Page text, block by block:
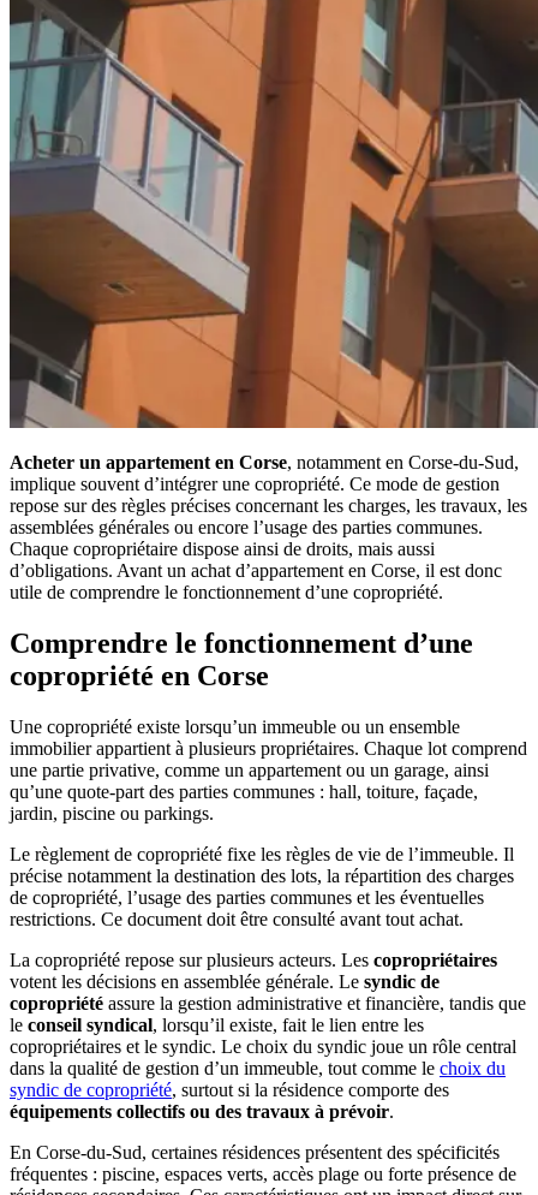
Acheter un appartement en Corse, notamment en Corse-du-Sud,
implique souvent d’intégrer une copropriété. Ce mode de gestion
repose sur des règles précises concernant les charges, les travaux, les
assemblées générales ou encore l’usage des parties communes.
Chaque copropriétaire dispose ainsi de droits, mais aussi
d’obligations. Avant un achat d’appartement en Corse, il est donc
utile de comprendre le fonctionnement d’une copropriété.
Comprendre le fonctionnement d’une
copropriété en Corse
Une copropriété existe lorsqu’un immeuble ou un ensemble
immobilier appartient à plusieurs propriétaires. Chaque lot comprend
une partie privative, comme un appartement ou un garage, ainsi
qu’une quote-part des parties communes : hall, toiture, façade,
jardin, piscine ou parkings.
Le règlement de copropriété fixe les règles de vie de l’immeuble. Il
précise notamment la destination des lots, la répartition des charges
de copropriété, l’usage des parties communes et les éventuelles
restrictions. Ce document doit être consulté avant tout achat.
La copropriété repose sur plusieurs acteurs. Les copropriétaires
votent les décisions en assemblée générale. Le syndic de
copropriété assure la gestion administrative et financière, tandis que
le conseil syndical, lorsqu’il existe, fait le lien entre les
copropriétaires et le syndic. Le choix du syndic joue un rôle central
dans la qualité de gestion d’un immeuble, tout comme le choix du
syndic de copropriété, surtout si la résidence comporte des
équipements collectifs ou des travaux à prévoir.
En Corse-du-Sud, certaines résidences présentent des spécificités
fréquentes : piscine, espaces verts, accès plage ou forte présence de